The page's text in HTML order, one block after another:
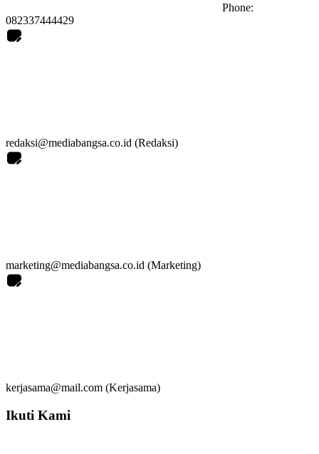
Phone:
082337444429
redaksi@mediabangsa.co.id (Redaksi)
marketing@mediabangsa.co.id (Marketing)
kerjasama@mail.com (Kerjasama)
Ikuti Kami